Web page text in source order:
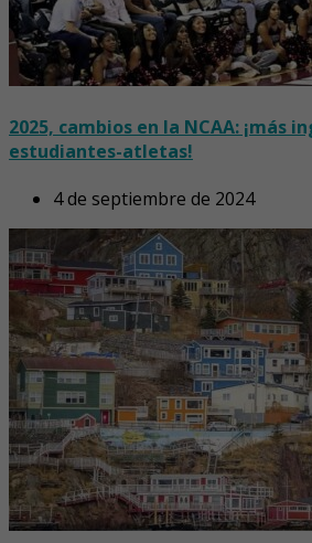
2025, cambios en la NCAA: ¡más
estudiantes-atletas!
4 de septiembre de 2024